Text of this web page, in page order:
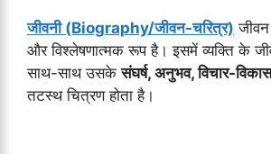
जीवनी (Biography/जीवन-चरित्र)
और विश्लेषणात्मक रूप है। इसमें व्यक्ति के
साथ-साथ उसकेसंघर्ष, अनुभव, विचार-
तटस्थ चित्रण होता है।